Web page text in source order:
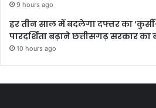
9 hours ago
हर तीन साल में बदलेगा दफ्तर का
पारदर्शिता बढ़ाने छत्तीसगढ़ सरकार का
10 hours ago